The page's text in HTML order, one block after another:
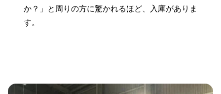
か？」と周りの方に驚かれるほど、入庫がありま
す。